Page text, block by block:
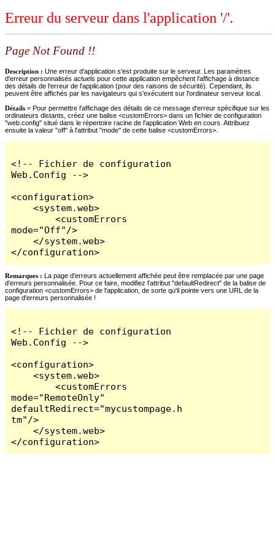
Erreur du serveur dans l'application '/'.
Page Not Found !!
Description : Une erreur d'application s'est produite sur le serveur. Les paramètres
d'erreur personnalisés actuels pour cette application empêchent l'affichage à distance
des détails de l'erreur de l'application (pour des raisons de sécurité). Cependant, ils
peuvent être affichés par les navigateurs qui s'exécutent sur l'ordinateur serveur local.
Détails = Pour permettre l'affichage des détails de ce message d'erreur spécifique sur les
ordinateurs distants, créez une balise <customErrors> dans un fichier de configuration
"web.config" situé dans le répertoire racine de l'application Web en cours. Attribuez
ensuite la valeur "off" à l'attribut "mode" de cette balise <customErrors>.
<!-- Fichier de configuration
Web.Config -->
<configuration>
    <system.web>
        <customErrors
mode="Off"/>
    </system.web>
</configuration>
Remarques : La page d'erreurs actuellement affichée peut être remplacée par une page
d'erreurs personnalisée. Pour ce faire, modifiez l'attribut "defaultRedirect" de la balise de
configuration <customErrors> de l'application, de sorte qu'il pointe vers une URL de la
page d'erreurs personnalisée !
<!-- Fichier de configuration
Web.Config -->
<configuration>
    <system.web>
        <customErrors
mode="RemoteOnly"
defaultRedirect="mycustompage.h
tm"/>
    </system.web>
</configuration>